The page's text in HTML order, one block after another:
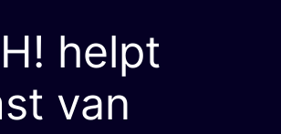
! helpt
van